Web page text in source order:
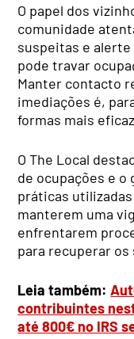
O papel dos
comunidade
suspeitas e
pode travar
Manter contacto
imediações é,
formas mais
O The Local
de ocupações e o
práticas
manterem uma
enfrentarem
para recuperar
Leia também:
contribuintes
até 800€ no IRS